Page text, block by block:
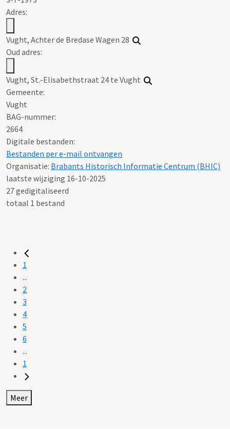
Adres:
Vught, Achter de Bredase Wagen 28
Oud adres:
Vught, St.-Elisabethstraat 24 te Vught
Gemeente:
Vught
BAG-nummer:
2664
Digitale bestanden:
Bestanden per e-mail ontvangen
Organisatie: Brabants Historisch Informatie Centrum (BHIC)
laatste wijziging 16-10-2025
27 gedigitaliseerd
totaal 1 bestand
1
...
2
3
4
5
6
...
1
Meer